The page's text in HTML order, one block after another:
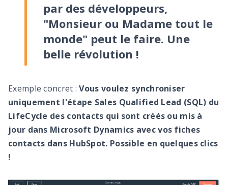
par des développeurs,
"Monsieur ou Madame tout le
monde" peut le faire. Une
belle révolution !
Exemple concret :Vous voulez synchroniser
uniquement l'étape Sales Qualified Lead (SQL) du
LifeCycle des contacts qui sont créés ou mis à
jour dans Microsoft Dynamics avec vos fiches
contacts dans HubSpot. Possible en quelques clics
!